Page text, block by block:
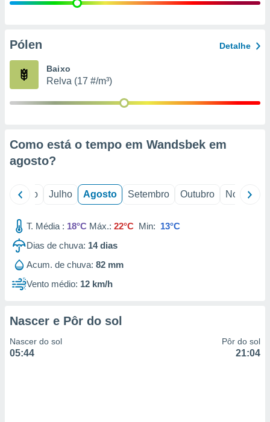
e
de
Pólen Detalhe
Baixo
Relva (17 #/m³)
Como está o tempo em Wandsbek em
agosto?
Junho Julho Agosto Setembro Outubro Novembro
T. Média : 18°C Máx.: 22°C Min: 13°C
Dias de chuva: 14dias
Acum. de chuva: 82 mm
Vento médio: 12 km/h
Nascer e Pôr do sol
Nascer do sol
05:44
Pôr do sol
21:04